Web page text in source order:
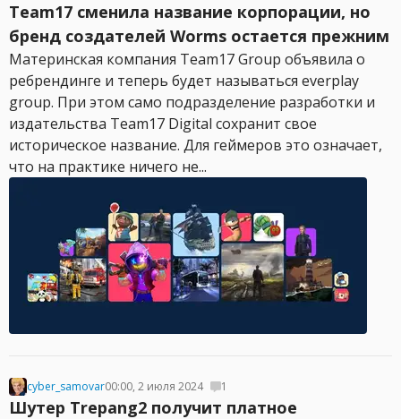
Team17 сменила название корпорации, но
бренд создателей Worms остается прежним
Материнская компания Team17 Group объявила о
ребрендинге и теперь будет называться everplay
group. При этом само подразделение разработки и
издательства Team17 Digital сохранит свое
историческое название. Для геймеров это означает,
что на практике ничего не...
cyber_samovar00:00, 2 июля 2024 1
Шутер Trepang2 получит платное